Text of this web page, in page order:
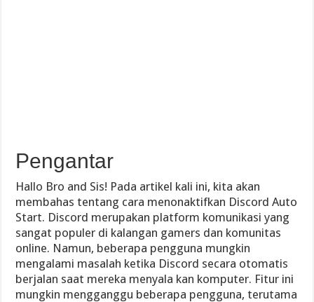
Pengantar
Hallo Bro and Sis! Pada artikel kali ini, kita akan
membahas tentang cara menonaktifkan Discord Auto
Start. Discord merupakan platform komunikasi yang
sangat populer di kalangan gamers dan komunitas
online. Namun, beberapa pengguna mungkin
mengalami masalah ketika Discord secara otomatis
berjalan saat mereka menyala kan komputer. Fitur ini
mungkin mengganggu beberapa pengguna, terutama